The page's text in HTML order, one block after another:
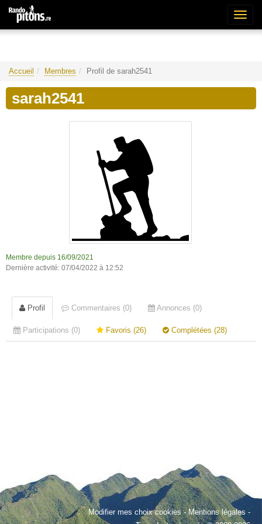
Accueil Membres Profil de sarah2541
sarah2541
Membre depuis 16/09/2021
Dernière activité: 07/04/2022 à 12:52
Profil Commentaires (0) Annonces (0)
Participations (0) Favoris (26) Complétées (28)
Modifier mes choix cookies-Mentions légales -